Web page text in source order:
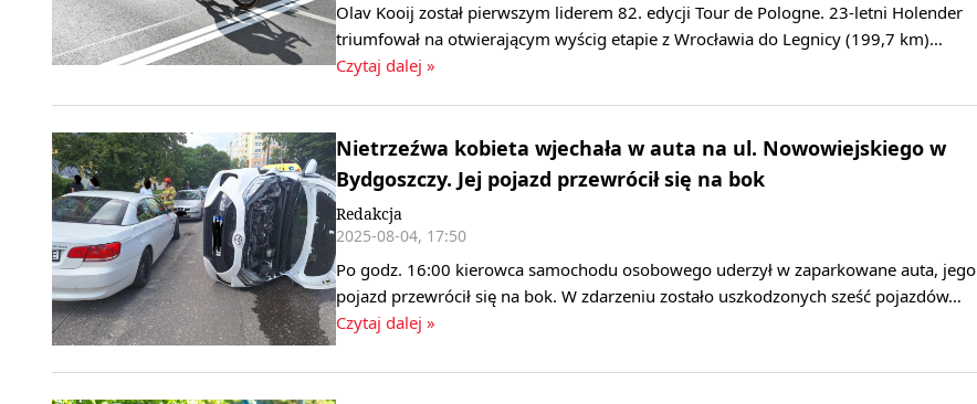
Olav Kooij został pierwszym liderem 82. edycji Tour de Pologne. 23-letni Holender
triumfował na otwierającym wyścig etapie z Wrocławia do Legnicy (199,7 km)…
Czytaj dalej »
Nietrzeźwa kobieta wjechała w auta na ul. Nowowiejskiego w
Bydgoszczy. Jej pojazd przewrócił się na bok
Redakcja
2025-08-04, 17:50
Po godz. 16:00 kierowca samochodu osobowego uderzył w zaparkowane auta, jego
pojazd przewrócił się na bok. W zdarzeniu zostało uszkodzonych sześć pojazdów…
Czytaj dalej »